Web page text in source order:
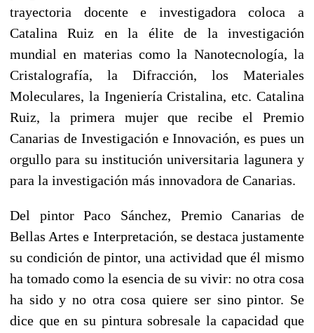
trayectoria docente e investigadora coloca a
Catalina Ruiz en la élite de la investigación
mundial en materias como la Nanotecnología, la
Cristalografía, la Difracción, los Materiales
Moleculares, la Ingeniería Cristalina, etc. Catalina
Ruiz, la primera mujer que recibe el Premio
Canarias de Investigación e Innovación, es pues un
orgullo para su institución universitaria lagunera y
para la investigación más innovadora de Canarias.
Del pintor Paco Sánchez, Premio Canarias de
Bellas Artes e Interpretación, se destaca justamente
su condición de pintor, una actividad que él mismo
ha tomado como la esencia de su vivir: no otra cosa
ha sido y no otra cosa quiere ser sino pintor. Se
dice que en su pintura sobresale la capacidad que